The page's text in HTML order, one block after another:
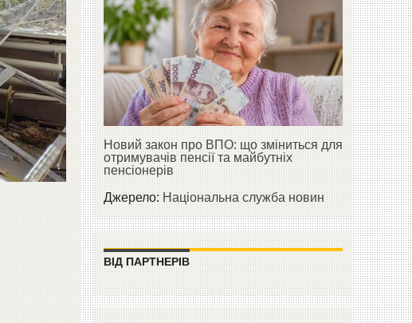
Новий закон про ВПО: що зміниться для
отримувачів пенсії та майбутніх
пенсіонерів
Джерело:Національна служба новин
ВІД ПАРТНЕРІВ